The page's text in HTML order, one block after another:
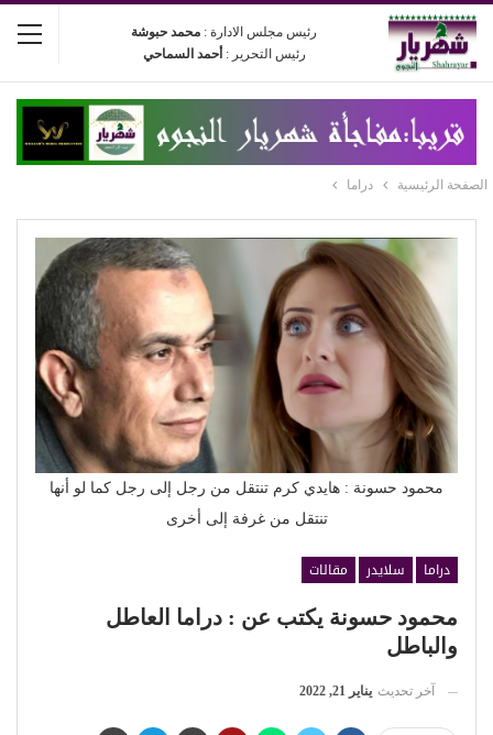
رئيس مجلس الادارة : محمد حبوشة
رئيس التحرير : أحمد السماحي
الصفحة الرئيسية دراما
محمود حسونة : هايدي كرم تنتقل من رجل إلى رجل كما لو أنها
تنتقل من غرفة إلى أخرى
دراما سلايدر
مقالات
محمود حسونة يكتب عن : دراما العاطل
والباطل
آخر تحديث يناير 21, 2022